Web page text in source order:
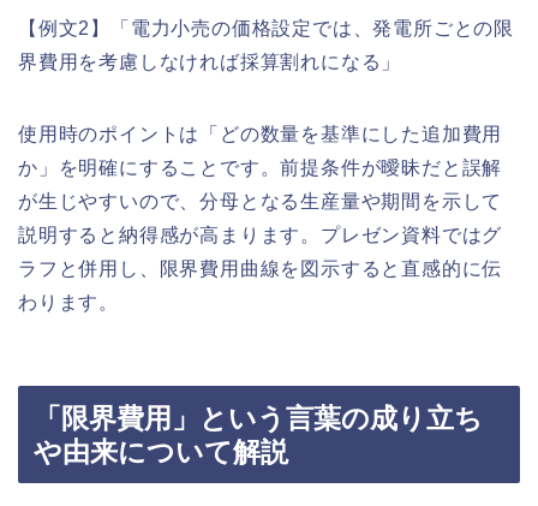
【例文2】「電力小売の価格設定では、発電所ごとの限
界費用を考慮しなければ採算割れになる」
使用時のポイントは「どの数量を基準にした追加費用
か」を明確にすることです。前提条件が曖昧だと誤解
が生じやすいので、分母となる生産量や期間を示して
説明すると納得感が高まります。プレゼン資料ではグ
ラフと併用し、限界費用曲線を図示すると直感的に伝
わります。
「限界費用」という言葉の成り立ち
や由来について解説